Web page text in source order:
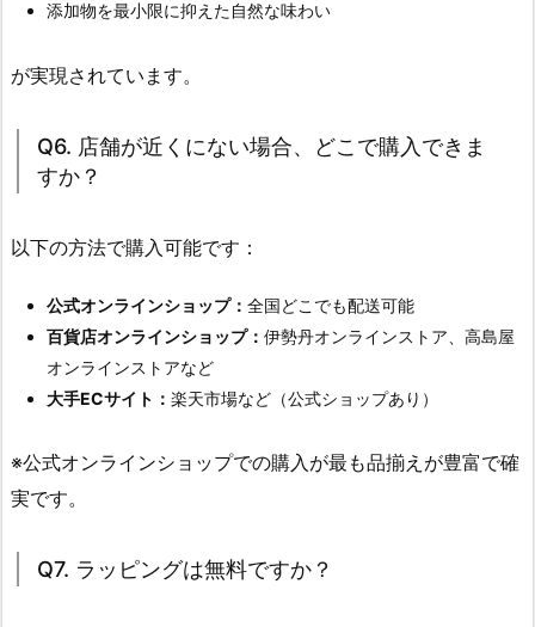
添加物を最小限に抑えた自然な味わい
が実現されています。
Q6. 店舗が近くにない場合、どこで購入できま
すか？
以下の方法で購入可能です：
公式オンラインショップ： 全国どこでも配送可能
百貨店オンラインショップ： 伊勢丹オンラインストア、高島屋
オンラインストアなど
大手ECサイト： 楽天市場など（公式ショップあり）
※公式オンラインショップでの購入が最も品揃えが豊富で確
実です。
Q7. ラッピングは無料ですか？